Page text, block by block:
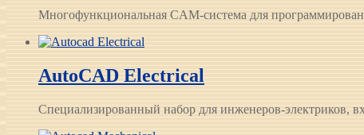
316 071.60 грн.
Многофункциональная CAM-система для
AutoCAD Electrical
Специализированный набор для инженеров-электриков,